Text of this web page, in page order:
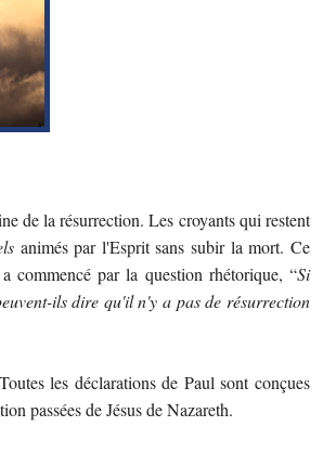
de la résurrection. Les croyants qui restent
animés par l'Esprit sans subir la mort. Ce
commencé par la question rhétorique, “Si
ils dire qu'il n'y a pas de résurrection
les déclarations de Paul sont conçues
passées de Jésus de Nazareth.